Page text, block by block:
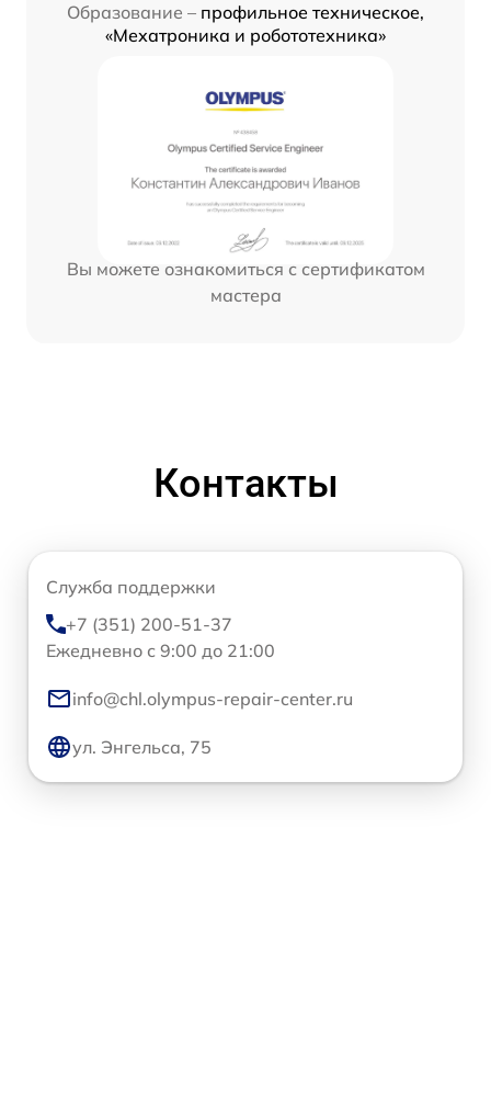
Образование – профильное техническое,
«Мехатроника и робототехника»
Вы можете ознакомиться с сертификатом
мастера
Контакты
Служба поддержки
+7 (351) 200-51-37
Ежедневно с 9:00 до 21:00
info@chl.olympus-repair-center.ru
ул. Энгельса, 75